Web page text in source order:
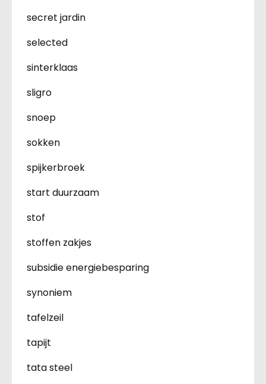
secret jardin
selected
sinterklaas
sligro
snoep
sokken
spijkerbroek
start duurzaam
stof
stoffen zakjes
subsidie energiebesparing
synoniem
tafelzeil
tapijt
tata steel